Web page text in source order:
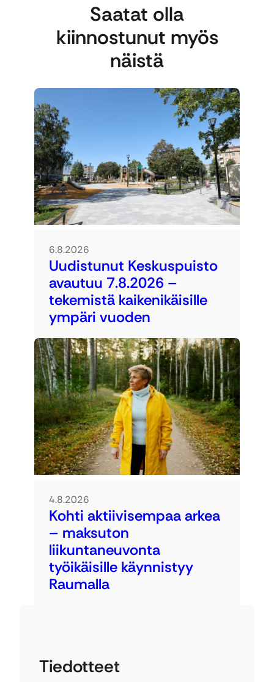
Saatat olla
kiinnostunut myös
näistä
6.8.2026
Uudistunut Keskuspuisto
avautuu 7.8.2026 –
tekemistä kaikenikäisille
ympäri vuoden
4.8.2026
Kohti aktiivisempaa arkea
– maksuton
liikuntaneuvonta
työikäisille käynnistyy
Raumalla
Tiedotteet